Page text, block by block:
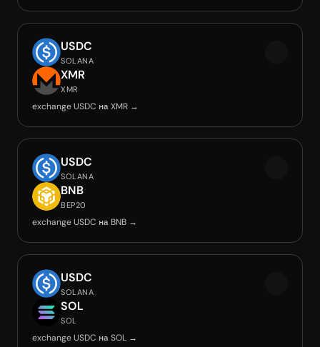
USDC
SOLANA
XMR
XMR
exchange USDC на XMR →
USDC
SOLANA
BNB
BEP20
exchange USDC на BNB →
USDC
SOLANA
SOL
SOL
exchange USDC на SOL →